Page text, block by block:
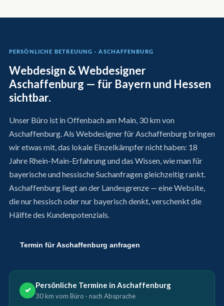
PERSÖNLICHE BETREUUNG · ASCHAFFENBURG
Webdesign & Webdesigner
Aschaffenburg — für Bayern und Hessen
sichtbar.
Unser Büro ist in Offenbach am Main, 30 km von
Aschaffenburg. Als Webdesigner für Aschaffenburg bringen
wir etwas mit, das lokale Einzelkämpfer nicht haben: 18
Jahre Rhein-Main-Erfahrung und das Wissen, wie man für
bayerische und hessische Suchanfragen gleichzeitig rankt.
Aschaffenburg liegt an der Landesgrenze — eine Website,
die nur hessisch oder nur bayerisch denkt, verschenkt die
Hälfte des Kundenpotenzials.
Termin für Aschaffenburg anfragen
✓
Persönliche Termine in Aschaffenburg
30 km vom Büro · nach Absprache